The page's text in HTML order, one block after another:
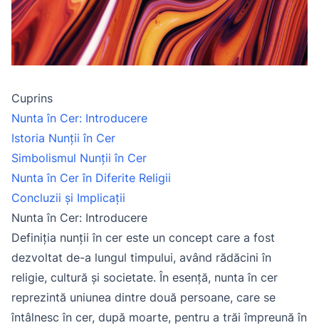
Cuprins
Nunta în Cer: Introducere
Istoria Nunții în Cer
Simbolismul Nunții în Cer
Nunta în Cer în Diferite Religii
Concluzii și Implicații
Nunta în Cer: Introducere
Definiția nunții în cer este un concept care a fost
dezvoltat de-a lungul timpului, având rădăcini în
religie, cultură și societate. În esență, nunta în cer
reprezintă uniunea dintre două persoane, care se
întâlnesc în cer, după moarte, pentru a trăi împreună în